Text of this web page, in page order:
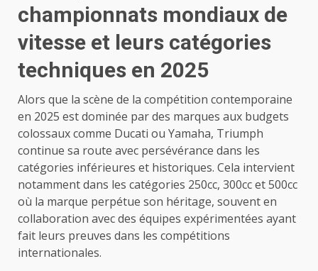
championnats mondiaux de
vitesse et leurs catégories
techniques en 2025
Alors que la scène de la compétition contemporaine
en 2025 est dominée par des marques aux budgets
colossaux comme Ducati ou Yamaha, Triumph
continue sa route avec persévérance dans les
catégories inférieures et historiques. Cela intervient
notamment dans les catégories 250cc, 300cc et 500cc
où la marque perpétue son héritage, souvent en
collaboration avec des équipes expérimentées ayant
fait leurs preuves dans les compétitions
internationales.